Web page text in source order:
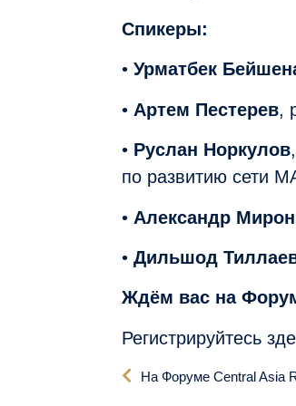
Спикеры:
• Урматбек
• Артем Пестерев,
• Руслан Норкулов
по развитию сети
• Александр
• Дильшод
Ждём вас на
Регистрируйтесь
На Форуме Central Asia